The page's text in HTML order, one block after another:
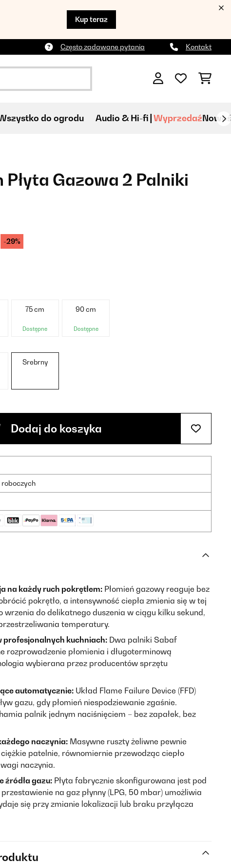
Kup teraz
Często zadawane pytania Kontakt
do ogrodu Audio & Hi-fi Wyprzedaź
Gazowa 2 Palniki
-29%
75 cm
Dostępne
90 cm
Dostępne
Srebrny
Dodaj do koszyka
roboczych
na każdy ruch pokrętłem: Płomień gazowy reaguje bez
pokrętło, a intensywność ciepła zmienia się w tej
wrzenia do delikatnego duszenia w ciągu kilku sekund,
temperatury.
profesjonalnych kuchniach: Dwa palniki Sabaf
rozprowadzenie płomienia i długoterminową
wybierana przez producentów sprzętu
automatycznie: Układ Flame Failure Device (FFD)
gazu, gdy płomień niespodziewanie zgaśnie.
palnik jednym naciśnięciem – bez zapałek, bez
naczynia: Masywne ruszty żeliwne pewnie
patelnie, równomiernie przewodząc ciepło
naczynia.
źródła gazu: Płyta fabrycznie skonfigurowana jest pod
na gaz płynny (LPG, 50 mbar) umożliwia
się przy zmianie lokalizacji lub braku przyłącza